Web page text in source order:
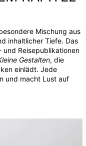
Mischung aus
inhaltlicher Tiefe. Das
Reisepublikationen
Gestalten, die
einlädt. Jede
und macht Lust auf